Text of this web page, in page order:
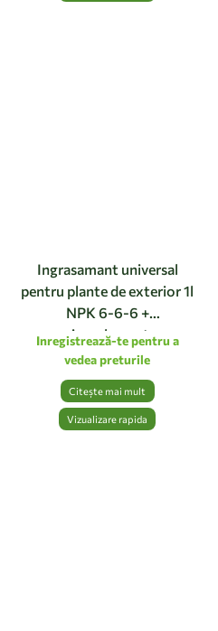
Ingrasamant universal
pentru plante de exterior 1l
NPK 6-6-6 +
microelemente
Inregistrează-te pentru a
vedea preturile
Citește mai mult
Vizualizare rapida